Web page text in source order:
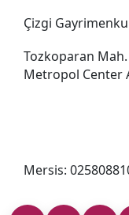
Çizgi
Tozkoparan Mah.
Metropol Center
Mersis: